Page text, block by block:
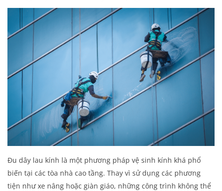
Đu dây lau kính là một phương pháp vệ sinh kính khá phổ
biến tại các tòa nhà cao tầng. Thay vì sử dụng các phương
tiện như xe nâng hoặc giàn giáo, những công trình không thể